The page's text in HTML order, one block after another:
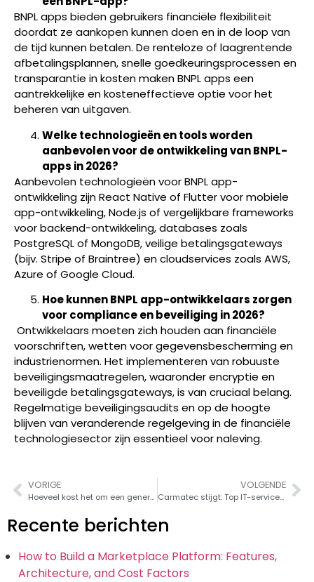
BNPL apps bieden gebruikers financiële flexibiliteit
doordat ze aankopen kunnen doen en in de loop van
de tijd kunnen betalen. De renteloze of laagrentende
afbetalingsplannen, snelle goedkeuringsprocessen en
transparantie in kosten maken BNPL apps een
aantrekkelijke en kosteneffectieve optie voor het
beheren van uitgaven.
Welke technologieën en tools worden
aanbevolen voor de ontwikkeling van BNPL-
apps in 2026?
Aanbevolen technologieën voor BNPL app-
ontwikkeling zijn React Native of Flutter voor mobiele
app-ontwikkeling, Node.js of vergelijkbare frameworks
voor backend-ontwikkeling, databases zoals
PostgreSQL of MongoDB, veilige betalingsgateways
(bijv. Stripe of Braintree) en cloudservices zoals AWS,
Azure of Google Cloud.
Hoe kunnen BNPL app-ontwikkelaars zorgen
voor compliance en beveiliging in 2026?
Ontwikkelaars moeten zich houden aan financiële
voorschriften, wetten voor gegevensbescherming en
industrienormen. Het implementeren van robuuste
beveiligingsmaatregelen, waaronder encryptie en
beveiligde betalingsgateways, is van cruciaal belang.
Regelmatige beveiligingsaudits en op de hoogte
blijven van veranderende regelgeving in de financiële
technologiesector zijn essentieel voor naleving.
VORIGE
Hoeveel kost het om een generatieve AI-app te ontwikkelen in 2026?
VOLGENDE
Carmatec stijgt: Top IT-service VS 2026 door Techreviewer.co
Recente berichten
How to Build a Marketplace Platform: Features,
Architecture, and Cost Factors